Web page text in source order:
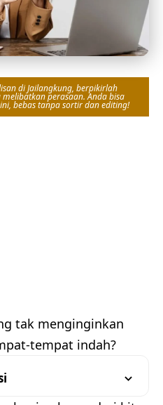
di Jailangkung, berpikirlah
perasaan. Anda bisa
bebas tanpa sortir dan editing!
tak menginginkan
tempat indah?